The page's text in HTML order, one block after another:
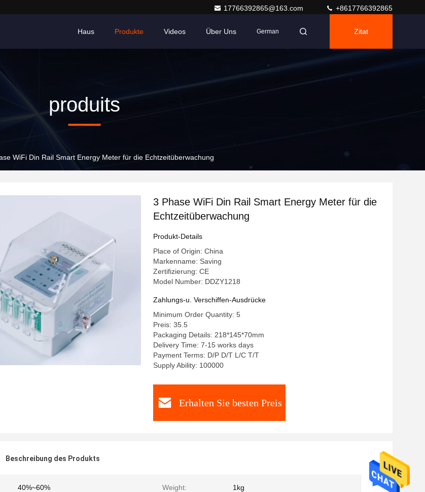
17766392865@163.com +8617766392865
Haus Produkte Videos Über Uns German Zitat
produits
WiFi Din Rail Smart Energy Meter für die Echtzeitüberwachung
3 Phase WiFi Din Rail Smart Energy Meter für die
Echtzeitüberwachung
Produkt-Details
Place of Origin: China
Markenname: Saving
Zertifizierung: CE
Model Number: DDZY1218
Zahlungs-u. Verschiffen-Ausdrücke
Minimum Order Quantity: 5
Preis: 35.5
Packaging Details: 218*145*70mm
Delivery Time: 7-15 works days
Payment Terms: D/P D/T L/C T/T
Supply Ability: 100000
Erhalten Sie besten Preis
Beschreibung des Produkts
40%~60% Weight: 1kg